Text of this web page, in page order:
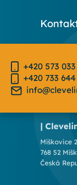
+420 573
+420 733
|
Míškovice
768 52
Česká